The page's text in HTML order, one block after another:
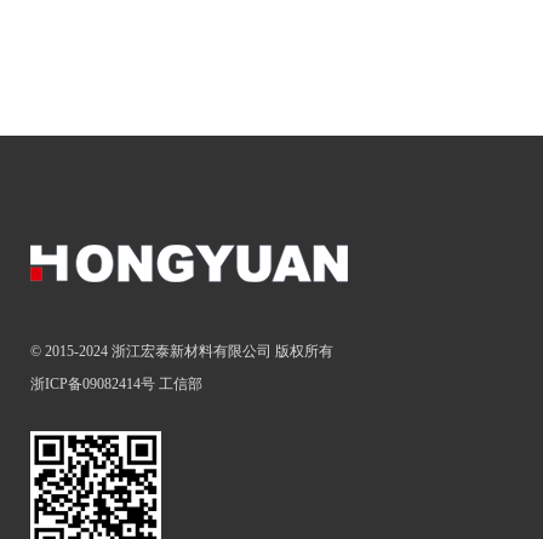
© 2015-2024 浙江宏泰新材料有限公司 版权所有
浙ICP备09082414号 工信部